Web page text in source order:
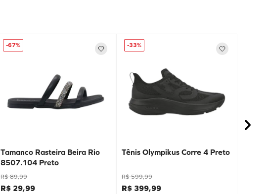
-67%
Tamanco Rasteira Beira Rio
8507.104 Preto
R$ 89,99
R$ 29,99
-33%
Tênis Olympikus Corre 4 Preto
R$ 599,99
R$ 399,99